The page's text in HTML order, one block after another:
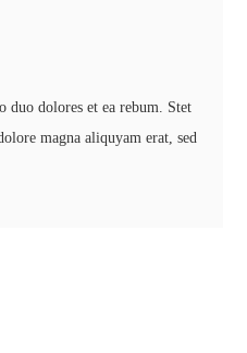
duo dolores et ea rebum. Stet
magna aliquyam erat, sed